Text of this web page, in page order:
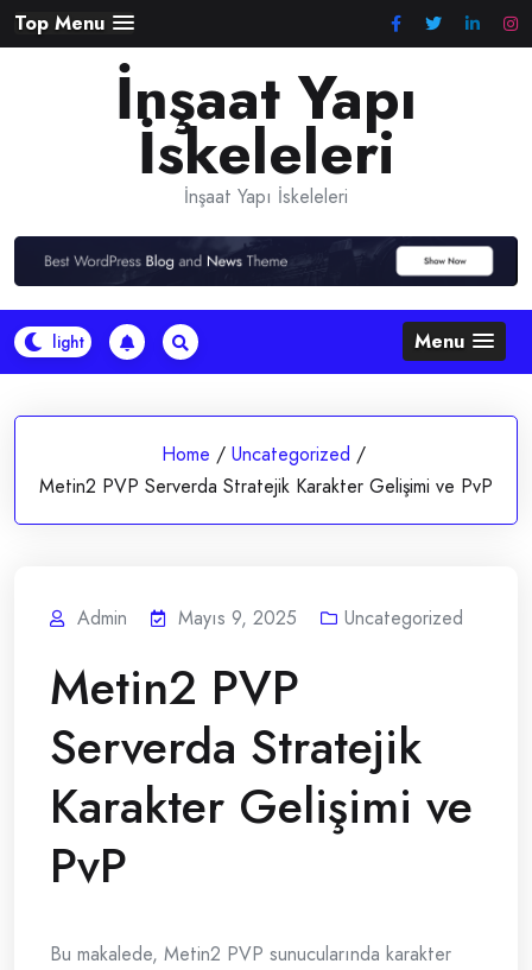
Skip
to
Top Menu
İnşaat Yapı
İskeleleri
İnşaat Yapı İskeleleri
Menu
Home / Uncategorized /
Metin2 PVP Serverda Stratejik Karakter Gelişimi ve PvP
Admin Mayıs 9, 2025 Uncategorized
Metin2 PVP
Serverda Stratejik
Karakter Gelişimi ve
PvP
Bu makalede, Metin2 PVP sunucularında karakter